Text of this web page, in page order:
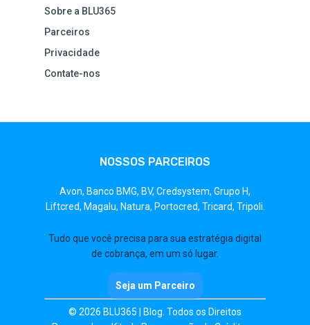
Sobre a BLU365
Parceiros
Privacidade
Contate-nos
NOSSOS PARCEIROS
Avon, Banco BMG, BV, Credsystem, Grupo H,
Liftcred, Magalu, Natura, Portocred, Tricard, Tripoli.
Tudo que você precisa para sua estratégia digital
de cobrança, em um só lugar.
Seja um Parceiro
© 2026 BLU365 | Blog. Todos os Direitos